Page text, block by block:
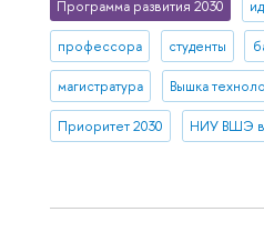
Программа развития 2030
профессора студенты
магистратура Вышка
Приоритет 2030 НИУ ВШЭ в